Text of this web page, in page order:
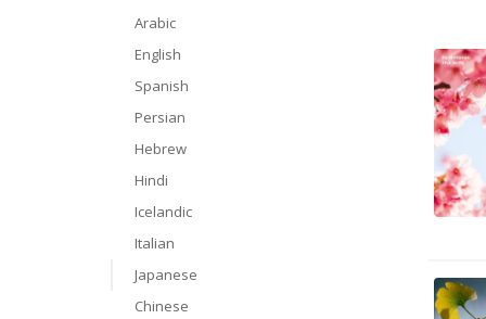
Arabic
English
Spanish
Persian
Hebrew
Hindi
Icelandic
Italian
Japanese
Chinese